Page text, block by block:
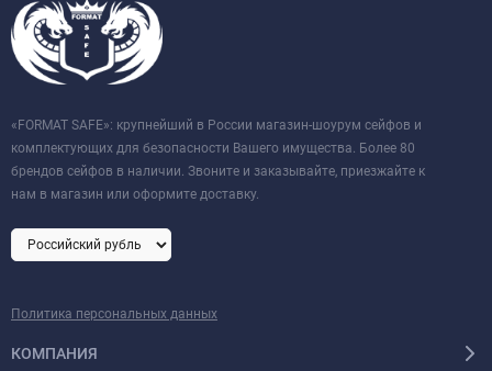
«FORMAT SAFE»: крупнейший в России магазин-шоурум сейфов и
комплектующих для безопасности Вашего имущества. Более 80
брендов сейфов в наличии. Звоните и заказывайте, приезжайте к
нам в магазин или оформите доставку.
Политика персональных данных
КОМПАНИЯ